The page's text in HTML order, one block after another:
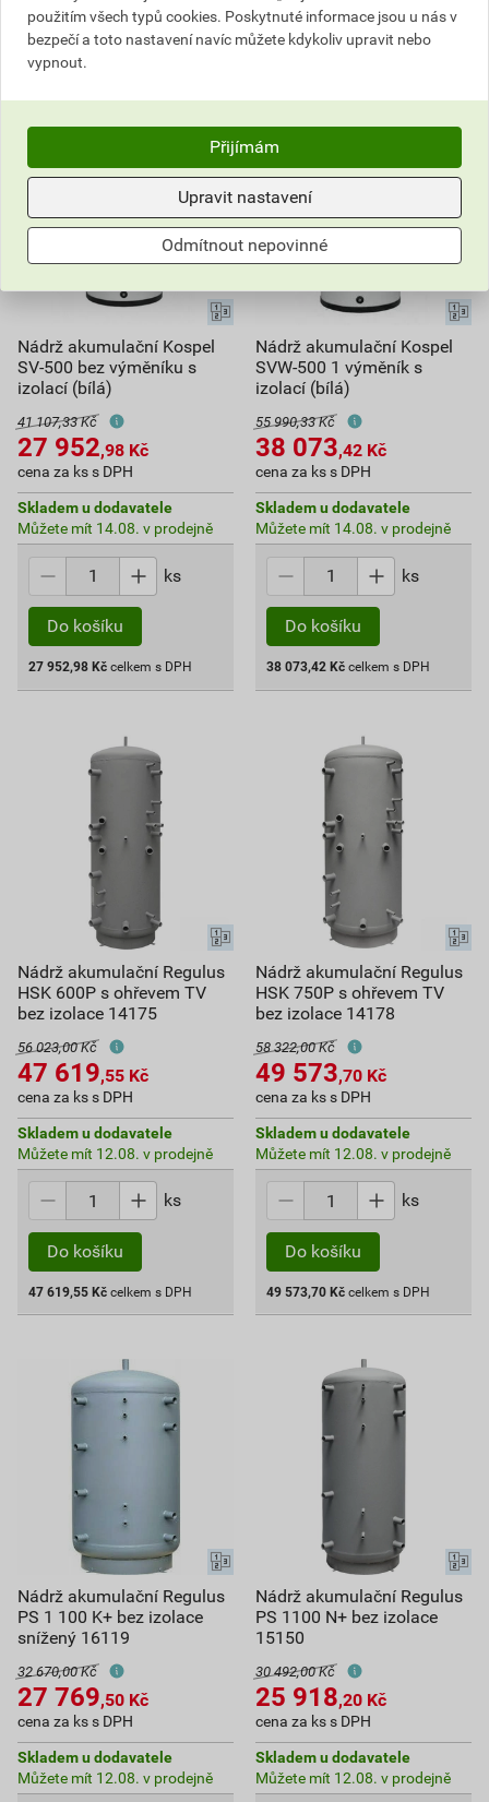
10 679,94 Kč celkem s DPH 17 473,80 Kč celkem s DPH
Nádrž akumulační Kospel
SV-500 bez výměníku s
izolací (bílá)
41 107,33 Kč
27 952,98 Kč
cena za ks s DPH
Skladem u dodavatele
Můžete mít 14.08. v prodejně
ks
Do košíku
27 952,98 Kč celkem s DPH
Nádrž akumulační Kospel
SVW-500 1 výměník s
izolací (bílá)
55 990,33 Kč
38 073,42 Kč
cena za ks s DPH
Skladem u dodavatele
Můžete mít 14.08. v prodejně
ks
Do košíku
38 073,42 Kč celkem s DPH
Nádrž akumulační Regulus
HSK 600P s ohřevem TV
bez izolace 14175
56 023,00 Kč
47 619,55 Kč
cena za ks s DPH
Skladem u dodavatele
Můžete mít 12.08. v prodejně
ks
Do košíku
47 619,55 Kč celkem s DPH
Nádrž akumulační Regulus
HSK 750P s ohřevem TV
bez izolace 14178
58 322,00 Kč
49 573,70 Kč
cena za ks s DPH
Skladem u dodavatele
Můžete mít 12.08. v prodejně
ks
Do košíku
49 573,70 Kč celkem s DPH
Nádrž akumulační Regulus
PS 1 100 K+ bez izolace
snížený 16119
32 670,00 Kč
27 769,50 Kč
cena za ks s DPH
Skladem u dodavatele
Můžete mít 12.08. v prodejně
Nádrž akumulační Regulus
PS 1100 N+ bez izolace
15150
30 492,00 Kč
25 918,20 Kč
cena za ks s DPH
Skladem u dodavatele
Můžete mít 12.08. v prodejně
použitím všech typů cookies. Poskytnuté informace jsou u nás v
bezpečí a toto nastavení navíc můžete kdykoliv upravit nebo
vypnout.
Přijímám
Upravit nastavení
Odmítnout nepovinné